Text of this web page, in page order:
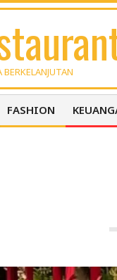
FASHION